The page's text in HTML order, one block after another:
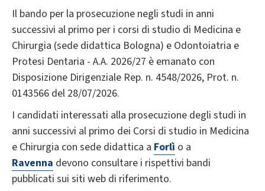
Il bando per la prosecuzione negli studi in anni
successivi al primo per i corsi di studio di Medicina e
Chirurgia (sede didattica Bologna) e Odontoiatria e
Protesi Dentaria - A.A. 2026/27 è emanato con
Disposizione Dirigenziale Rep. n. 4548/2026, Prot. n.
0143566 del 28/07/2026.
I candidati interessati alla prosecuzione degli studi in
anni successivi al primo dei Corsi di studio in Medicina
e Chirurgia con sede didattica a Forlì o a
Ravenna devono consultare i rispettivi bandi
pubblicati sui siti web di riferimento.